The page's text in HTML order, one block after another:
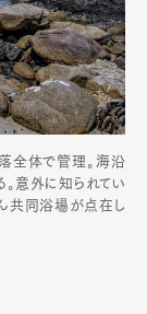
全体で管理。海沿
意外に知られてい
共同浴場が点在し